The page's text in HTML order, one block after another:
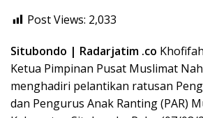
Post Views: 2,033
Situbondo | Radarjatim .co
Ketua Pimpinan Pusat Muslimat
menghadiri pelantikan ratusan
dan Pengurus Anak Ranting (PAR)